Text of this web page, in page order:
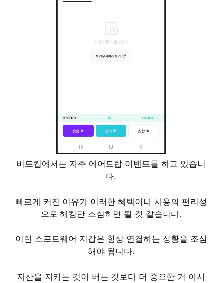
비트킵에서는 자주 에어드랍 이벤트를 하고 있습니
다.
빠르게 커진 이유가 이러한 혜택이나 사용의 편리성
으로 해킹만 조심하면 될 것 같습니다.
이런 소프트웨어 지갑은 항상 연결하는 상황을 조심
해야 됩니다.
자산을 지키는 것이 버는 것보다 더 중요한 거 아시